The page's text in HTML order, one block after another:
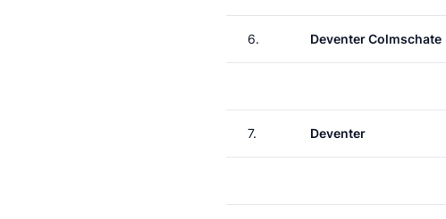
6. Deventer Colmschate
7. Deventer